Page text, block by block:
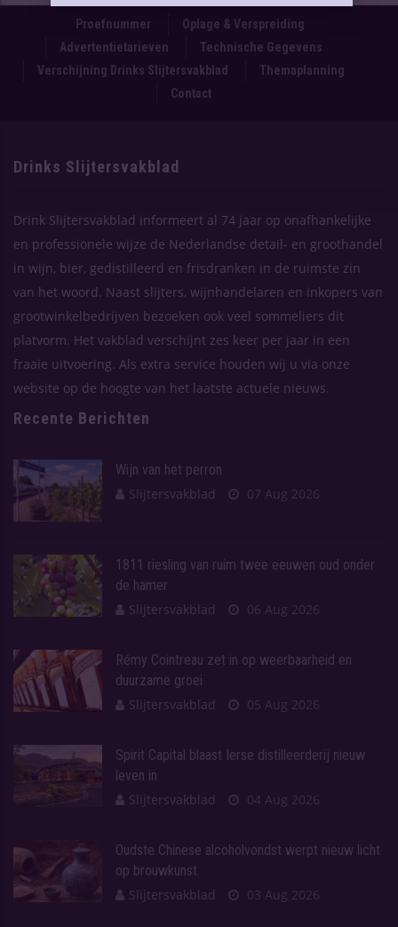
Proefnummer
Oplage & Verspreiding
Advertentietarieven
Technische Gegevens
Verschijning Drinks Slijtersvakblad
Themaplanning
Contact
Drinks Slijtersvakblad
Drink Slijtersvakblad informeert al 74 jaar op onafhankelijke
en professionele wijze de Nederlandse detail- en groothandel
in wijn, bier, gedistilleerd en frisdranken in de ruimste zin
van het woord. Naast slijters, wijnhandelaren en inkopers van
grootwinkelbedrijven bezoeken ook veel sommeliers dit
platvorm. Het vakblad verschijnt zes keer per jaar in een
fraaie uitvoering. Als extra service houden wij u via onze
website op de hoogte van het laatste actuele nieuws.
Recente Berichten
Wijn van het perron
Slijtersvakblad
07 Aug 2026
1811 riesling van ruim twee eeuwen oud onder
de hamer
Slijtersvakblad
06 Aug 2026
Rémy Cointreau zet in op weerbaarheid en
duurzame groei
Slijtersvakblad
05 Aug 2026
Spirit Capital blaast Ierse distilleerderij nieuw
leven in
Slijtersvakblad
04 Aug 2026
Oudste Chinese alcoholvondst werpt nieuw licht
op brouwkunst
Slijtersvakblad
03 Aug 2026